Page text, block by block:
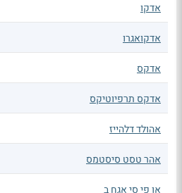
אדקו
אדקואגרו
אדקס
אדקס תרפיוטיקס
אהולד דלהייז
אהר טסט סיסטמס
או פי סי אגח ב